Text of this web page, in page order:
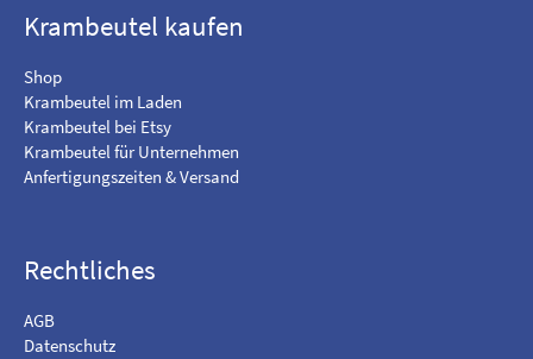
o
I
t
a
g
r
Krambeutel kaufen
Shop
Krambeutel im Laden
Krambeutel bei Etsy
Krambeutel für Unternehmen
Anfertigungszeiten & Versand
Rechtliches
AGB
Datenschutz